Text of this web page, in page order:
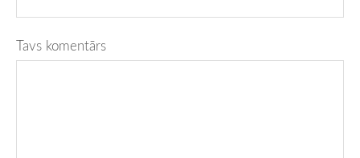
Tavs komentārs